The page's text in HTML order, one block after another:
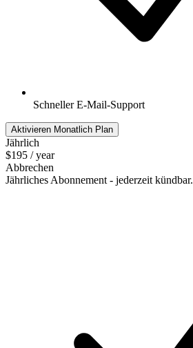
Schneller E-Mail-Support
Aktivieren Monatlich Plan
Jährlich
$195 / year
Abbrechen
Jährliches Abonnement - jederzeit kündbar.